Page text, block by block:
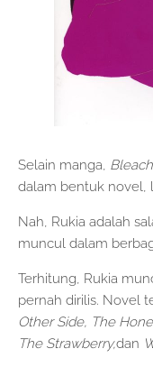
Selain manga, Bleach
dalam bentuk novel,
Nah, Rukia adalah
muncul dalam
Terhitung, Rukia
pernah dirilis. Novel
Other Side, The
The Strawberry,dan